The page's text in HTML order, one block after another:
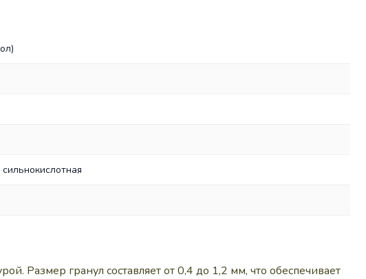
Размер гранул составляет от 0,4 до 1,2 мм, что обеспечивает